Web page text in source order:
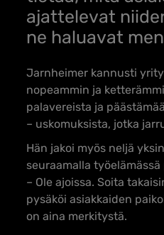
ajattelevat
ne haluavat
Jarnheimer kannusti
nopeammin ja
palavereista ja
– uskomuksista, jotka
Hän jakoi myös neljä
seuraamalla työelämässä
– Ole ajoissa. Soita
pysäköi asiakkaiden
on aina merkitystä.